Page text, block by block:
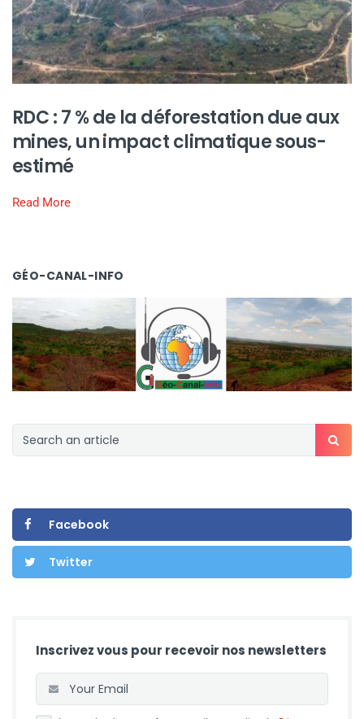
RDC : 7 % de la déforestation due aux
mines, un impact climatique sous-
estimé
Read More
GÉO-CANAL-INFO
Facebook
Twitter
Inscrivez vous pour recevoir nos newsletters